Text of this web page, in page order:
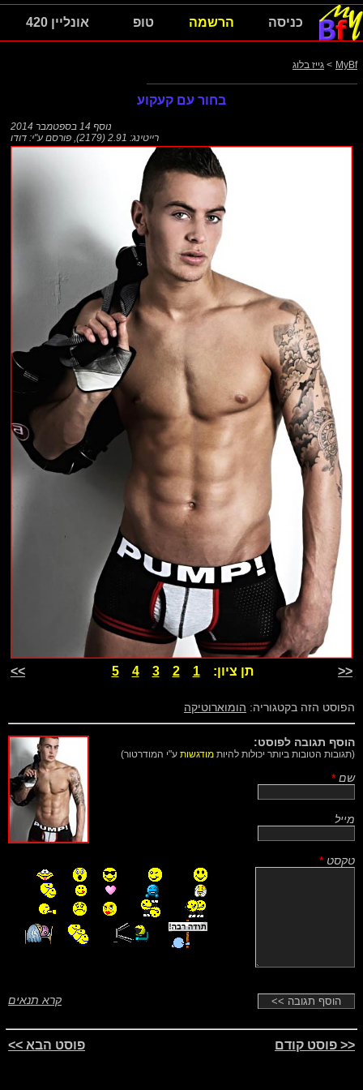
כניסה הרשמה טופ אונליין 420
MyBf
> גייז בלוג
בחור עם קעקוע
נוסף 14 בספטמבר 2014
רייטינג: 2.91 (2179)
, פורסם ע"י: דודו
<< תן ציון:1
2
3
4
5
>>
הפוסט הזה בקטגוריה: הומוארוטיקה
הוסף תגובה לפוסט:
(תגובות הטובות ביותר יכולות להיות מודגשות ע"י המודרטור)
שם *
מייל
טקסט *
קרא תנאים
<< פוסט קודם פוסט הבא >>